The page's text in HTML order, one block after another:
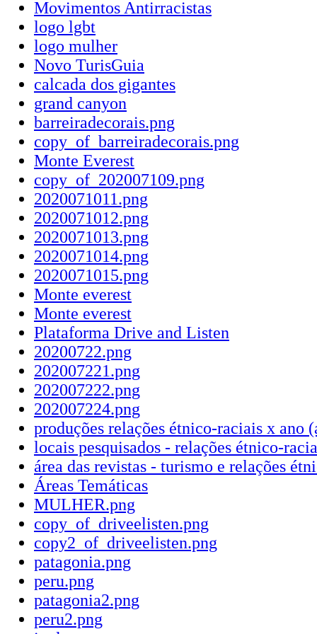
Movimentos Antirracistas
logo lgbt
logo mulher
Novo TurisGuia
calcada dos gigantes
grand canyon
barreiradecorais.png
copy_of_barreiradecorais.png
Monte Everest
copy_of_202007109.png
2020071011.png
2020071012.png
2020071013.png
2020071014.png
2020071015.png
Monte everest
Monte everest
Plataforma Drive and Listen
20200722.png
202007221.png
202007222.png
202007224.png
produções relações étnico-raciais x ano
locais pesquisados - relações étnico-
área das revistas - turismo e relações
Áreas Temáticas
MULHER.png
copy_of_driveelisten.png
copy2_of_driveelisten.png
patagonia.png
peru.png
patagonia2.png
peru2.png